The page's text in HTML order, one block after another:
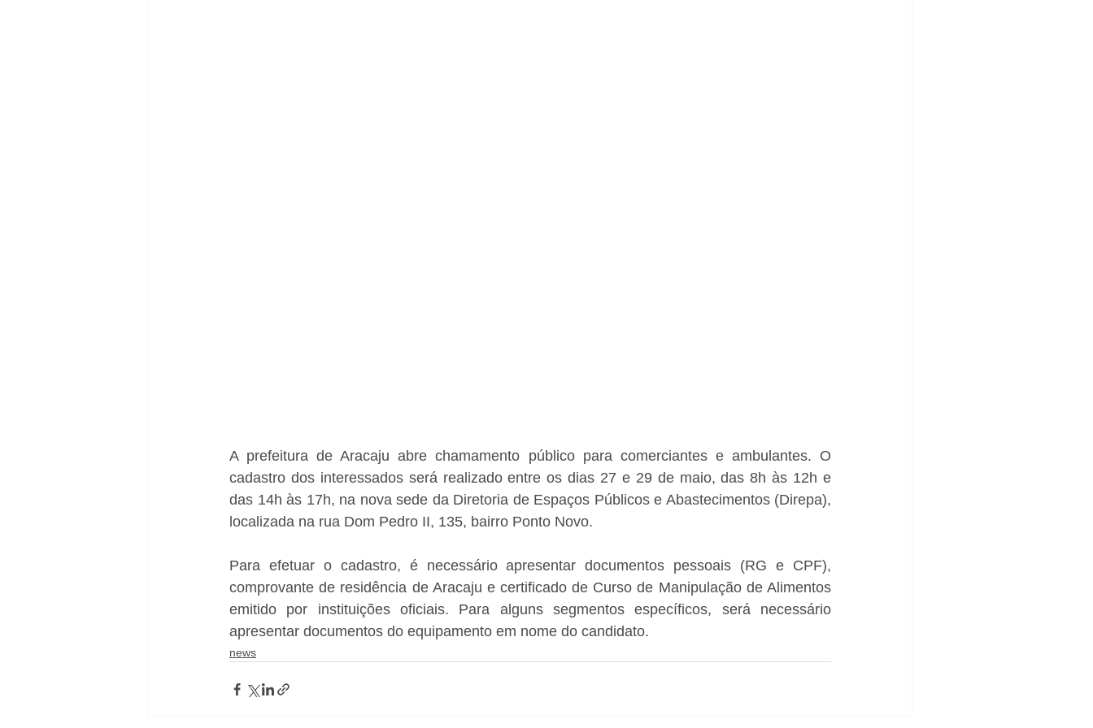
A prefeitura de Aracaju abre chamamento público para comerciantes e ambulantes. O
cadastro dos interessados será realizado entre os dias 27 e 29 de maio, das 8h às 12h e
das 14h às 17h, na nova sede da Diretoria de Espaços Públicos e Abastecimentos (Direpa),
localizada na rua Dom Pedro II, 135, bairro Ponto Novo.
Para efetuar o cadastro, é necessário apresentar documentos pessoais (RG e CPF),
comprovante de residência de Aracaju e certificado de Curso de Manipulação de Alimentos
emitido por instituições oficiais. Para alguns segmentos específicos, será necessário
apresentar documentos do equipamento em nome do candidato.
news